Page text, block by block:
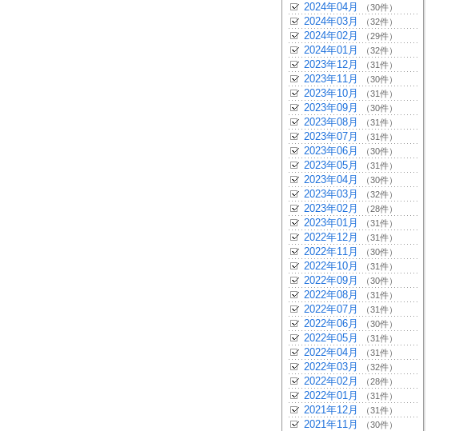
2024年04月 （30件）
2024年03月 （32件）
2024年02月 （29件）
2024年01月 （32件）
2023年12月 （31件）
2023年11月 （30件）
2023年10月 （31件）
2023年09月 （30件）
2023年08月 （31件）
2023年07月 （31件）
2023年06月 （30件）
2023年05月 （31件）
2023年04月 （30件）
2023年03月 （32件）
2023年02月 （28件）
2023年01月 （31件）
2022年12月 （31件）
2022年11月 （30件）
2022年10月 （31件）
2022年09月 （30件）
2022年08月 （31件）
2022年07月 （31件）
2022年06月 （30件）
2022年05月 （31件）
2022年04月 （31件）
2022年03月 （32件）
2022年02月 （28件）
2022年01月 （31件）
2021年12月 （31件）
2021年11月 （30件）